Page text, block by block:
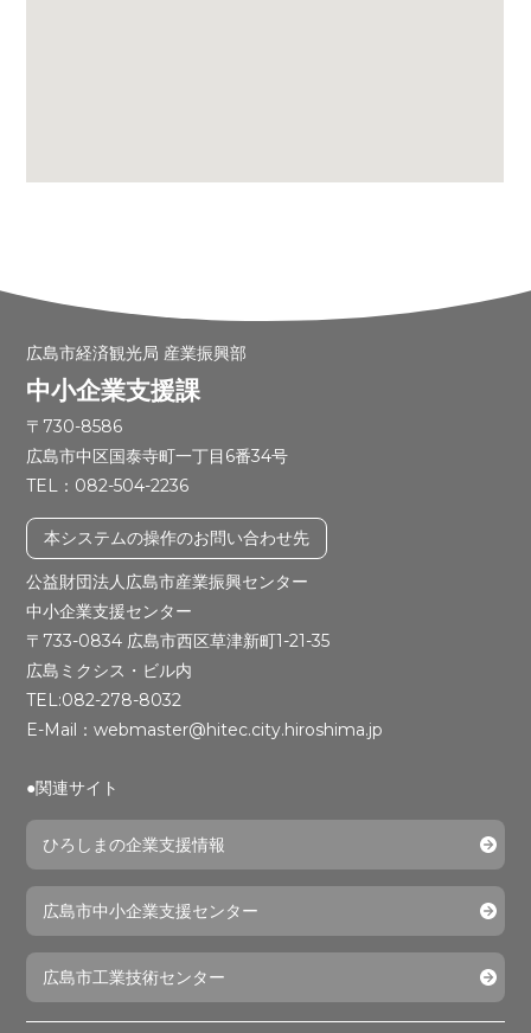
広島市経済観光局 産業振興部
中小企業支援課
〒730-8586
広島市中区国泰寺町一丁目6番34号
TEL：082-504-2236
本システムの操作のお問い合わせ先
公益財団法人広島市産業振興センター
中小企業支援センター
〒733-0834 広島市西区草津新町1-21-35
広島ミクシス・ビル内
TEL:082-278-8032
E-Mail：webmaster@hitec.city.hiroshima.jp
●関連サイト
ひろしまの企業支援情報
広島市中小企業支援センター
広島市工業技術センター